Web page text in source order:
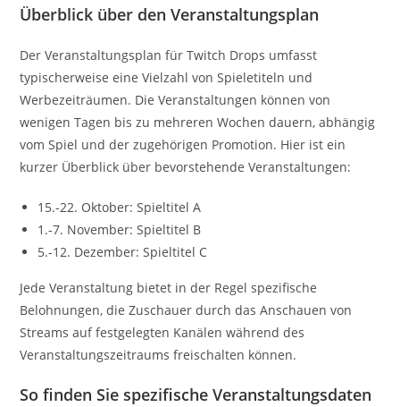
Überblick über den Veranstaltungsplan
Der Veranstaltungsplan für Twitch Drops umfasst
typischerweise eine Vielzahl von Spieletiteln und
Werbezeiträumen. Die Veranstaltungen können von
wenigen Tagen bis zu mehreren Wochen dauern, abhängig
vom Spiel und der zugehörigen Promotion. Hier ist ein
kurzer Überblick über bevorstehende Veranstaltungen:
15.-22. Oktober: Spieltitel A
1.-7. November: Spieltitel B
5.-12. Dezember: Spieltitel C
Jede Veranstaltung bietet in der Regel spezifische
Belohnungen, die Zuschauer durch das Anschauen von
Streams auf festgelegten Kanälen während des
Veranstaltungszeitraums freischalten können.
So finden Sie spezifische Veranstaltungsdaten